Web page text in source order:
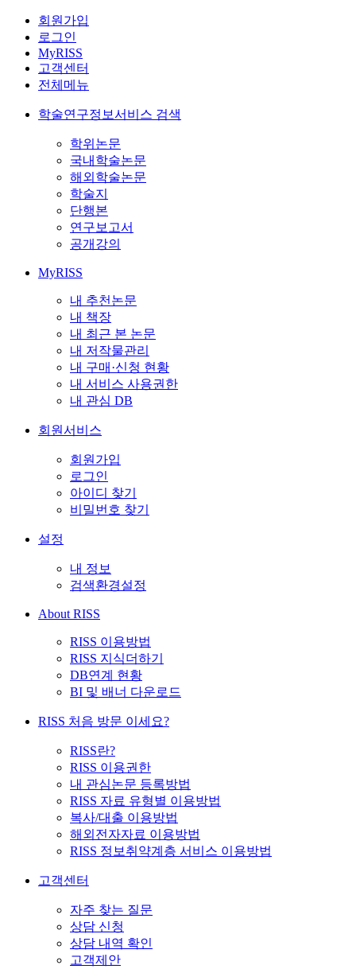
회원가입
로그인
MyRISS
고객센터
전체메뉴
학술연구정보서비스 검색
학위논문
국내학술논문
해외학술논문
학술지
단행본
연구보고서
공개강의
MyRISS
내 추천논문
내 책장
내 최근 본 논문
내 저작물관리
내 구매·신청 현황
내 서비스 사용권한
내 관심 DB
회원서비스
회원가입
로그인
아이디 찾기
비밀번호 찾기
설정
내 정보
검색환경설정
About RISS
RISS 이용방법
RISS 지식더하기
DB연계 현황
BI 및 배너 다운로드
RISS 처음 방문 이세요?
RISS란?
RISS 이용권한
내 관심논문 등록방법
RISS 자료 유형별 이용방법
복사/대출 이용방법
해외전자자료 이용방법
RISS 정보취약계층 서비스 이용방법
고객센터
자주 찾는 질문
상담 신청
상담 내역 확인
고객제안